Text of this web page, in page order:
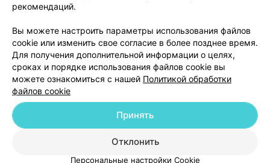
Обработка персональных данных
© 2026 ООО «Артокс Лаб», УНП 191700409
| 220012, Республика Беларусь,
Служба поддержки +375 291212755
рекомендаций.
Вы можете настроить параметры использования файлов
cookie или изменить свое согласие в более позднее время.
Для получения дополнительной информации о целях,
сроках и порядке использования файлов cookie вы
можете ознакомиться с нашей Политикой обработки
файлов cookie
Отклонить
Принять
Персональные настройки Cookie